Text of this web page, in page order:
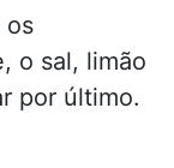
os
o sal, limão
por último.